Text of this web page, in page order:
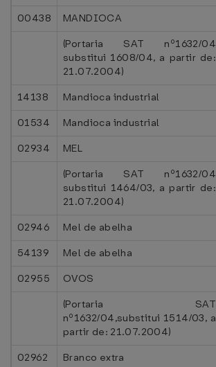
00438
MANDIOCA
(Portaria SAT nº1632/04
substitui 1608/04, a partir de:
21.07.2004)
14138
Mandioca industrial
01534
Mandioca industrial
02934
MEL
(Portaria SAT nº1632/04
substitui 1464/03, a partir de:
21.07.2004)
02946
Mel de abelha
54139
Mel de abelha
02955
OVOS
(Portaria SAT
nº1632/04,substitui 1514/03, a
partir de: 21.07.2004)
02962
Branco extra